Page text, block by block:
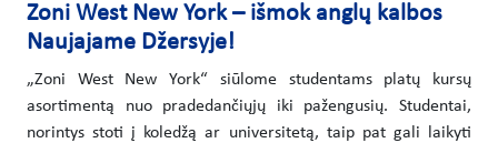
Zoni West New York – išmok anglų kalbos
Naujajame Džersyje!
„Zoni West New York“ siūlome studentams platų kursų
asortimentą nuo pradedančiųjų iki pažengusių. Studentai,
norintys stoti į koledžą ar universitetą, taip pat gali laikyti